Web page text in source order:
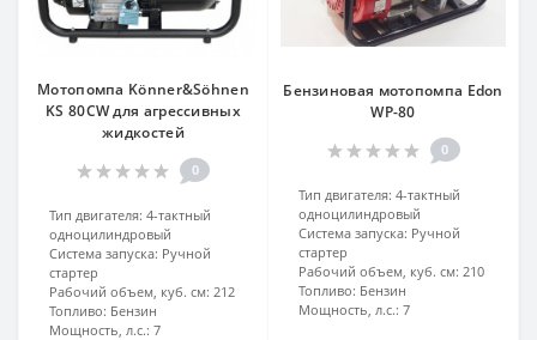
Мотопомпа Könner&Söhnen
KS 80CW для агрессивных
жидкостей
0
Тип двигателя: 4-тактный
одноцилиндровый
Система запуска: Ручной
стартер
Рабочий объем, куб. см: 212
Топливо: Бензин
Мощность, л.с.: 7
Бензиновая мотопомпа Edon
WP-80
0
Тип двигателя: 4-тактный
одноцилиндровый
Система запуска: Ручной
стартер
Рабочий объем, куб. см: 210
Топливо: Бензин
Мощность, л.с.: 7